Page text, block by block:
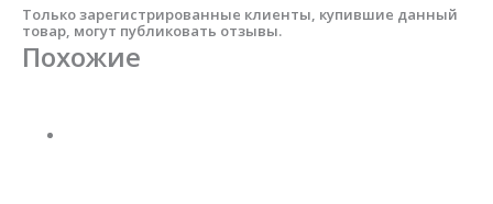
Только зарегистрированные клиенты, купившие данный
товар, могут публиковать отзывы.
Похожие